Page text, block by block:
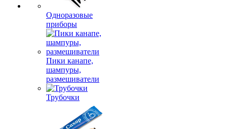
Одноразовые
приборы
Пики канапе,
шампуры,
размешиватели
Трубочки